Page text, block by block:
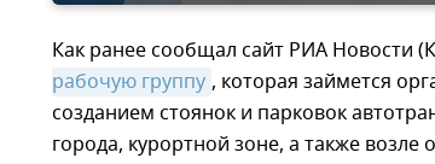
Как ранее сообщал сайт РИА Новости
рабочую группу , которая займется
созданием стоянок и парковок
города, курортной зоне, а также